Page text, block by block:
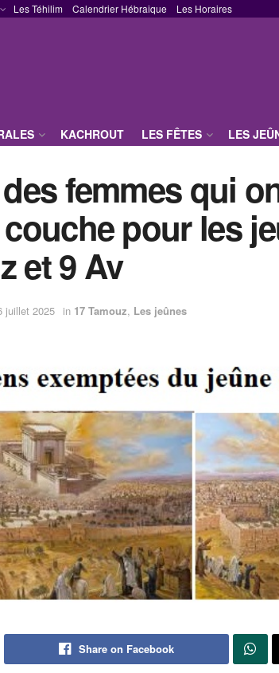
Les Téhilim Calendrier Hébraique Les Horaires
KACHROUT LES FÊTES LES
femmes qui
pour les
et 9 Av
juillet 2025 in 17 Tamouz, Les jeûnes
Share on Facebook